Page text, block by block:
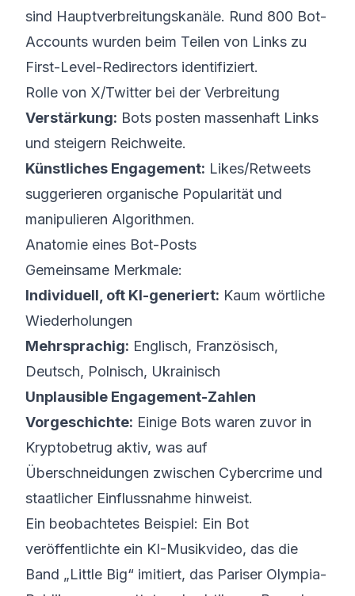
sind Hauptverbreitungs­kanäle. Rund 800 Bot-
Accounts wurden beim Teilen von Links zu
First-Level-Redirectors identifiziert.
Rolle von X/Twitter bei der Verbreitung
Verstärkung: Bots posten massenhaft Links
und steigern Reichweite.
Künstliches Engagement: Likes/Retweets
suggerieren organische Popularität und
manipulieren Algorithmen.
Anatomie eines Bot-Posts
Gemeinsame Merkmale:
Individuell, oft KI-generiert: Kaum wörtliche
Wiederholungen
Mehrsprachig: Englisch, Französisch,
Deutsch, Polnisch, Ukrainisch
Unplausible Engagement-Zahlen
Vorgeschichte: Einige Bots waren zuvor in
Kryptobetrug aktiv, was auf
Überschneidungen zwischen Cybercrime und
staatlicher Einflussnahme hinweist.
Ein beobachtetes Beispiel: Ein Bot
veröffentlichte ein KI-Musikvideo, das die
Band „Little Big“ imitiert, das Pariser Olympia-